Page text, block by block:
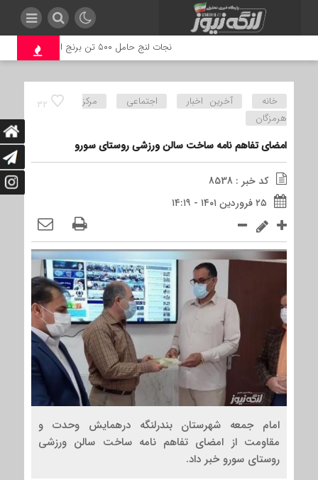
نجات لنج حامل ۵۰۰ تن برنج از غرق‌شدن در بندرلنگه
32 خانه آخرین اخبار اجتماعی
مرکز
هرمزگان
امضای تفاهم نامه ساخت سالن ورزشی روستای سورو
کد خبر : 8538
۲۵ فروردین ۱۴۰۱ - ۱۴:۱۹
امام جمعه شهرستان بندرلنگه درهمایش وحدت و
مقاومت از امضای تفاهم نامه ساخت سالن ورزشی
روستای سورو خبر داد.